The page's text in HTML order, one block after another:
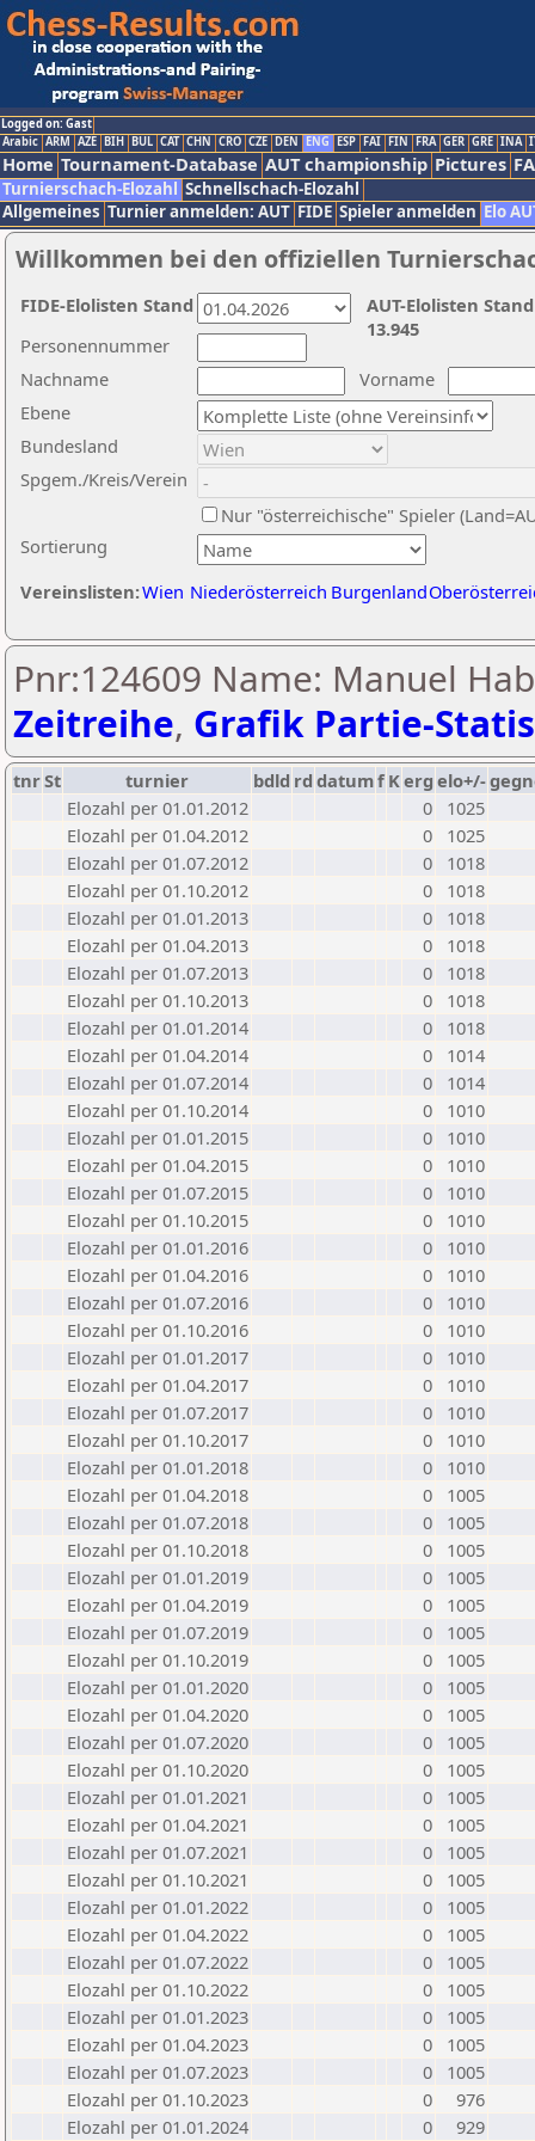
Logged on: Gast
Arabic ARM AZE BIH BUL CAT CHN CRO CZE DEN ENG ESP FAI FIN FRA GER GRE INA
Home Tournament-Database AUT championship Pictures
Turnierschach-Elozahl Schnellschach-Elozahl
Allgemeines Turnier anmelden: AUT FIDE Spieler anmelden Elo
Willkommen bei den offiziellen
Nachname
Vorname
Ebene
Sortierung
Personennummer
Bundesland
Spgem./Kreis/Verein
Nur "österreichische" Spieler
Vereinslisten:Wien Niederösterreich Burgenland
AUT-Elolisten
13.945
FIDE-Elolisten Stand
Pnr:124609 Name: Manuel
Zeitreihe, Grafik Partie-
tnrSt turnier bdld rd datumf Kerg elo+/-
Elozahl per 01.01.2012
0
1025
Elozahl per 01.04.2012
0
1025
Elozahl per 01.07.2012
0
1018
Elozahl per 01.10.2012
0
1018
Elozahl per 01.01.2013
0
1018
Elozahl per 01.04.2013
0
1018
Elozahl per 01.07.2013
0
1018
Elozahl per 01.10.2013
0
1018
Elozahl per 01.01.2014
0
1018
Elozahl per 01.04.2014
0
1014
Elozahl per 01.07.2014
0
1014
Elozahl per 01.10.2014
0
1010
Elozahl per 01.01.2015
0
1010
Elozahl per 01.04.2015
0
1010
Elozahl per 01.07.2015
0
1010
Elozahl per 01.10.2015
0
1010
Elozahl per 01.01.2016
0
1010
Elozahl per 01.04.2016
0
1010
Elozahl per 01.07.2016
0
1010
Elozahl per 01.10.2016
0
1010
Elozahl per 01.01.2017
0
1010
Elozahl per 01.04.2017
0
1010
Elozahl per 01.07.2017
0
1010
Elozahl per 01.10.2017
0
1010
Elozahl per 01.01.2018
0
1010
Elozahl per 01.04.2018
0
1005
Elozahl per 01.07.2018
0
1005
Elozahl per 01.10.2018
0
1005
Elozahl per 01.01.2019
0
1005
Elozahl per 01.04.2019
0
1005
Elozahl per 01.07.2019
0
1005
Elozahl per 01.10.2019
0
1005
Elozahl per 01.01.2020
0
1005
Elozahl per 01.04.2020
0
1005
Elozahl per 01.07.2020
0
1005
Elozahl per 01.10.2020
0
1005
Elozahl per 01.01.2021
0
1005
Elozahl per 01.04.2021
0
1005
Elozahl per 01.07.2021
0
1005
Elozahl per 01.10.2021
0
1005
Elozahl per 01.01.2022
0
1005
Elozahl per 01.04.2022
0
1005
Elozahl per 01.07.2022
0
1005
Elozahl per 01.10.2022
0
1005
Elozahl per 01.01.2023
0
1005
Elozahl per 01.04.2023
0
1005
Elozahl per 01.07.2023
0
1005
Elozahl per 01.10.2023
0
976
Elozahl per 01.01.2024
0
929